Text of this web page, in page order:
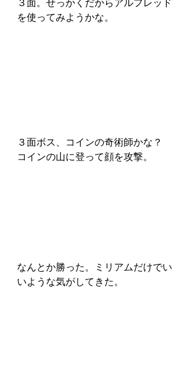
を使ってみようかな。
３面ボス、コインの奇術師かな？
コインの山に登って顔を攻撃。
なんとか勝った。ミリアムだけでい
いような気がしてきた。